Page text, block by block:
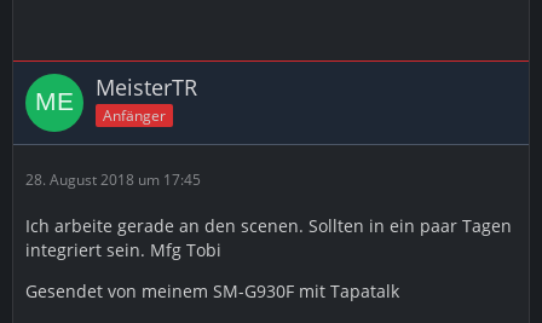
MeisterTR
Anfänger
28. August 2018 um 17:45
Ich arbeite gerade an den scenen. Sollten in ein paar Tagen
integriert sein. Mfg Tobi
Gesendet von meinem SM-G930F mit Tapatalk